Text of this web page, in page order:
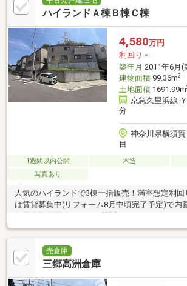
ハイランドＡ棟Ｂ棟Ｃ棟
4,580万円
利回り -
築年月 2011年6月(
建物面積99.36m2
土地面積1691.99m
京急久里浜線
分
神奈川県横須
目
1週間以内公開 木造
写真あり
人気のハイランドで3棟一括販売！満室想定利回
は賃貸募集中(リフォーム8月中頃完了予定)で内
売倉庫
三郷高洲倉庫